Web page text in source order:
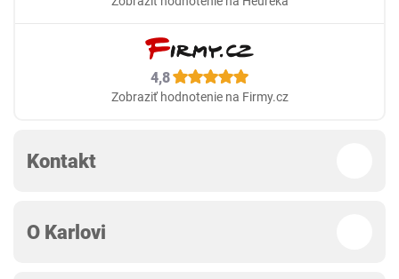
4,8
Zobraziť hodnotenie na Firmy.cz
Kontakt
O Karlovi